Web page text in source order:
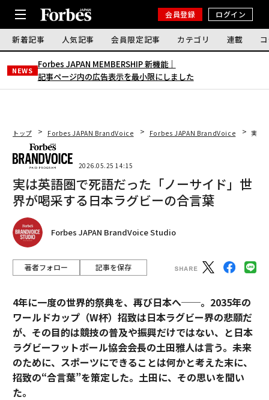
会員登録 ログイン
新着記事 人気記事 会員限定記事 カテゴリ 連載
NEWS
Forbes JAPAN MEMBERSHIP 新機能｜
記事ページ内の広告表示を最小限にしました
トップ Forbes JAPAN BrandVoice Forbes JAPAN BrandVoice 実は
2026.05.25 14:15
実は英語圏で死語だった「ノーサイド」世
界が喝采する日本ラグビーの合言葉
Forbes JAPAN BrandVoice Studio
著者フォロー 記事を保存
4年に一度の世界的祭典を、再び日本へ──。2035年の
ワールドカップ（W杯）招致は日本ラグビー界の悲願だ
が、その目的は競技の普及や振興だけではない、と日本
ラグビーフットボール協会会長の土田雅人は言う。 未来
のために、スポーツにできることは何かと考えた末に、
招致の“合言葉”を策定した。土田に、その思いを聞い
た。